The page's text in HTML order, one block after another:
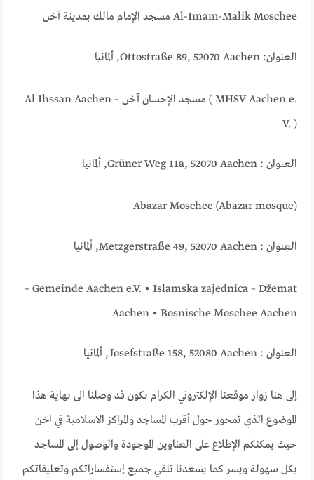
Al-Imam-Malik Moschee مسجد الإمام مالك بمدينة آخن
العنوان: Ottostraße 89, 52070 Aachen, ألمانيا
Al Ihssan Aachen – مسجد الإحسان آخن ( MHSV Aachen e.
V. )
العنوان : Grüner Weg 11a, 52070 Aachen, ألمانيا
Abazar Moschee (Abazar mosque)
العنوان : Metzgerstraße 49, 52070 Aachen, ألمانيا
– Gemeinde Aachen e.V. • Islamska zajednica – Džemat
Aachen • Bosnische Moschee Aachen
العنوان : Josefstraße 158, 52080 Aachen, ألمانيا
إلى هنا زوار موقعنا الإلكتروني الكرام نكون قد وصلنا الى نهاية هذا
الموضوع الذي تمحور حول أقرب المساجد والمراكز الاسلامية في اخن
حيث يمكنكم الإطلاع على العناوين الموجودة والوصول إلى المساجد
بكل سهولة ويسر كما يسعدنا تلقي جميع إستفساراتكم وتعليقاتكم